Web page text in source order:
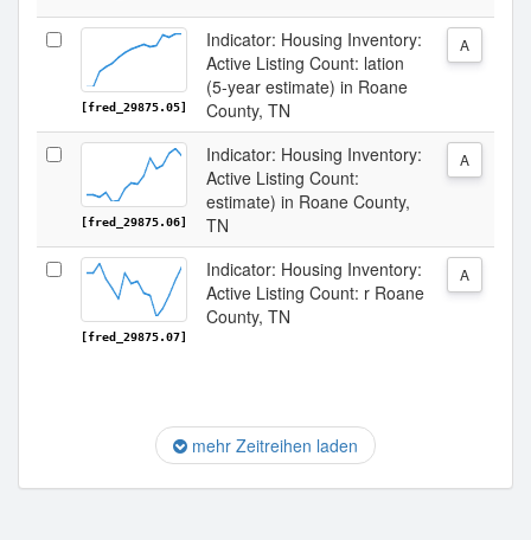
[fred_29875.05]
Indicator: Housing Inventory:
Active Listing Count: lation
(5-year estimate) in Roane
County, TN
A
[fred_29875.06]
Indicator: Housing Inventory:
Active Listing Count:
estimate) in Roane County,
TN
A
[fred_29875.07]
Indicator: Housing Inventory:
Active Listing Count: r Roane
County, TN
A
mehr Zeitreihen laden